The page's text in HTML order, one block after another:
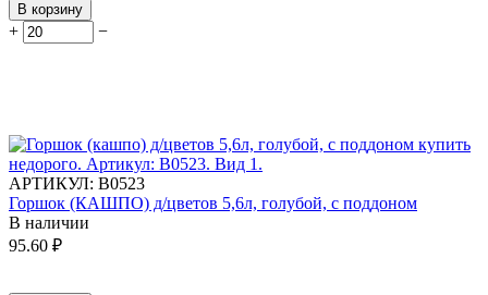
В корзину
+ −
АРТИКУЛ: В0523
Горшок (КАШПО) д/цветов 5,6л, голубой, с поддоном
В наличии
95.60 ₽